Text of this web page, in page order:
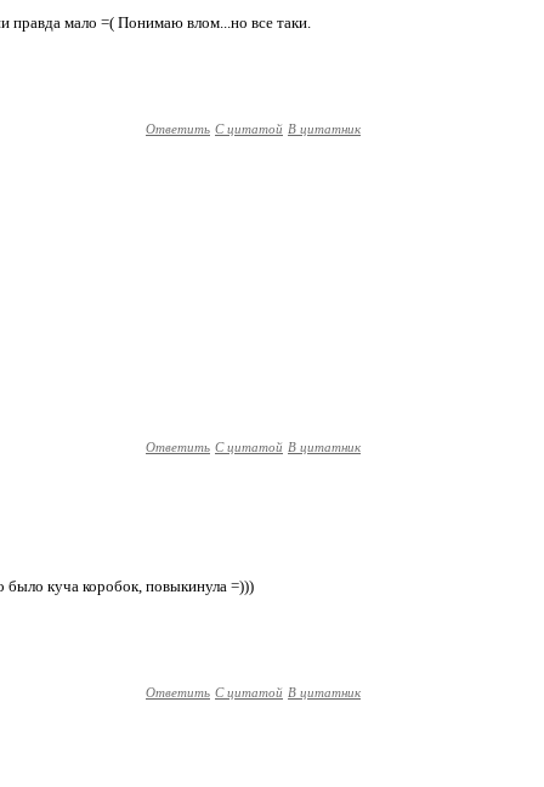
правда мало =( Понимаю влом...но все таки.
Ответить С цитатой В цитатник
Ответить С цитатой В цитатник
куча коробок, повыкинула =)))
Ответить С цитатой В цитатник